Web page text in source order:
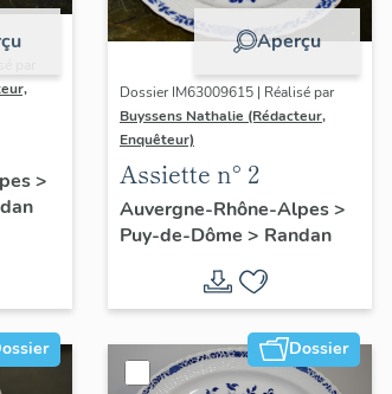
par
>
Aperçu
Dossier IM63009615 | Réalisé par
Buyssens Nathalie (Rédacteur,
Enquêteur)
Assiette n° 2
Auvergne-Rhône-Alpes>
Puy-de-Dôme > Randan
Dossier